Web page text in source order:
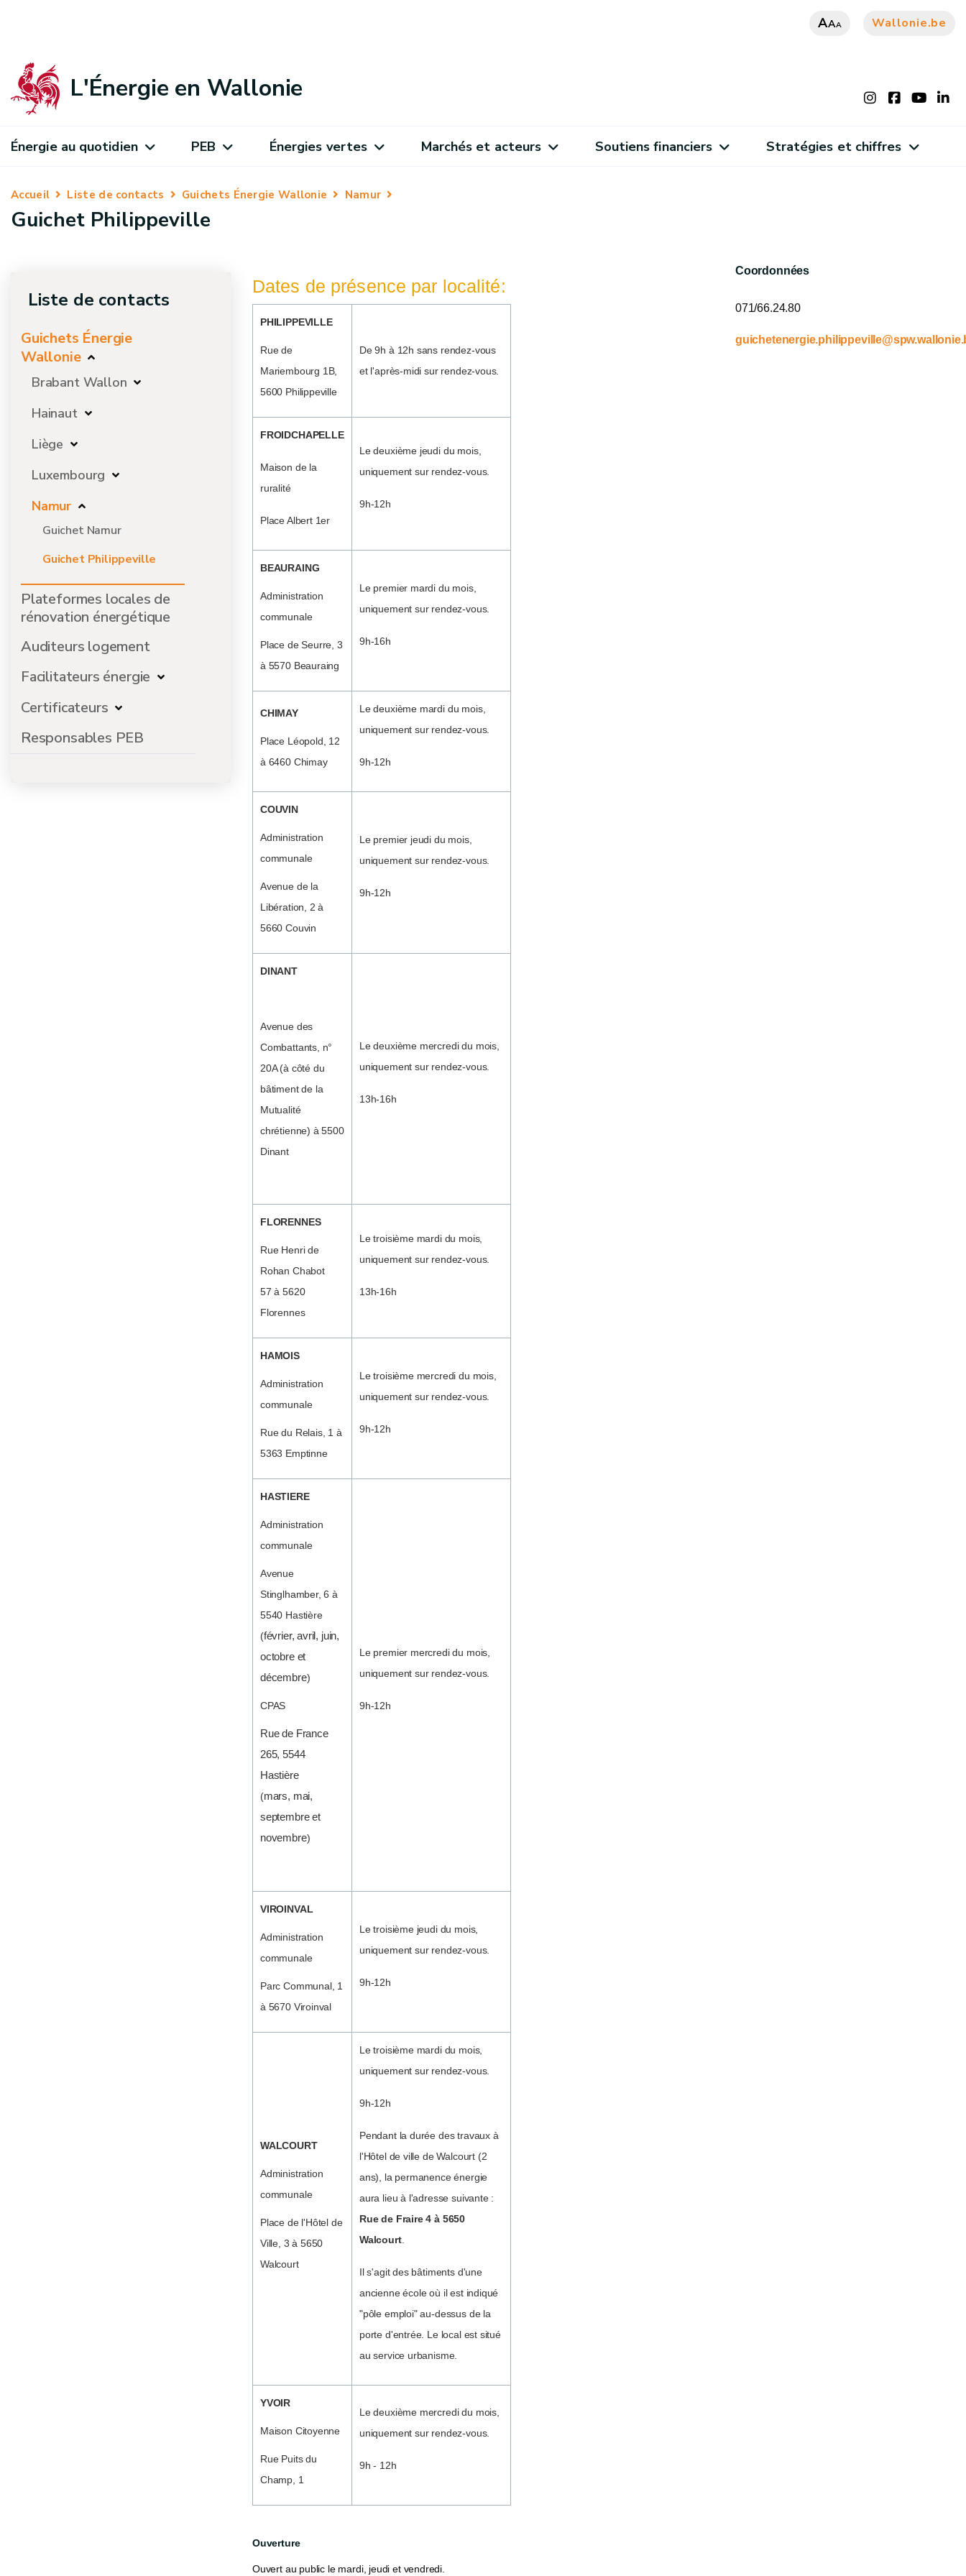
AAA Wallonie.be
L'Énergie en Wallonie
Énergie au quotidien PEB Énergies vertes Marchés et acteurs Soutiens financiers Stratégies et chiffres
Accueil Liste de contacts Guichets Énergie Wallonie Namur
Guichet Philippeville
Liste de contacts
Guichets Énergie
Wallonie
Brabant Wallon
Hainaut
Liège
Luxembourg
Namur
Guichet Namur
Guichet Philippeville
Plateformes locales de
rénovation énergétique
Auditeurs logement
Facilitateurs énergie
Certificateurs
Responsables PEB
Dates de présence par localité:
PHILIPPEVILLE
Rue de
Mariembourg 1B,
5600 Philippeville
De 9h à 12h sans rendez-vous
et l'après-midi sur rendez-vous.
FROIDCHAPELLE
Maison de la
ruralité
Place Albert 1er
Le deuxième jeudi du mois,
uniquement sur rendez-vous.
9h-12h
BEAURAING
Administration
communale
Place de Seurre, 3
à 5570 Beauraing
Le premier mardi du mois,
uniquement sur rendez-vous.
9h-16h
CHIMAY
Place Léopold, 12
à 6460 Chimay
Le deuxième mardi du mois,
uniquement sur rendez-vous.
9h-12h
COUVIN
Administration
communale
Avenue de la
Libération, 2 à
5660 Couvin
Le premier jeudi du mois,
uniquement sur rendez-vous.
9h-12h
DINANT
Avenue des
Combattants, n°
20A (à côté du
bâtiment de la
Mutualité
chrétienne) à 5500
Dinant
Le deuxième mercredi du mois,
uniquement sur rendez-vous.
13h-16h
FLORENNES
Rue Henri de
Rohan Chabot
57 à 5620
Florennes
Le troisième mardi du mois,
uniquement sur rendez-vous.
13h-16h
HAMOIS
Administration
communale
Rue du Relais, 1 à
5363 Emptinne
Le troisième mercredi du mois,
uniquement sur rendez-vous.
9h-12h
HASTIERE
Administration
communale
Avenue
Stinglhamber, 6 à
5540 Hastière
(février, avril, juin,
octobre et
décembre)
CPAS
Rue de France
265, 5544
Hastière
(mars, mai,
septembre et
novembre)
Le premier mercredi du mois,
uniquement sur rendez-vous.
9h-12h
VIROINVAL
Administration
communale
Parc Communal, 1
à 5670 Viroinval
Le troisième jeudi du mois,
uniquement sur rendez-vous.
9h-12h
WALCOURT
Administration
communale
Place de l'Hôtel de
Ville, 3 à 5650
Walcourt
Le troisième mardi du mois,
uniquement sur rendez-vous.
9h-12h
Pendant la durée des travaux à
l'Hôtel de ville de Walcourt (2
ans), la permanence énergie
aura lieu à l'adresse suivante :
Rue de Fraire 4 à 5650
Walcourt.
Il s'agit des bâtiments d'une
ancienne école où il est indiqué
"pôle emploi" au-dessus de la
porte d'entrée. Le local est situé
au service urbanisme.
YVOIR
Maison Citoyenne
Rue Puits du
Champ, 1
Le deuxième mercredi du mois,
uniquement sur rendez-vous.
9h - 12h
Ouverture
Ouvert au public le mardi, jeudi et vendredi.
Coordonnées
071/66.24.80